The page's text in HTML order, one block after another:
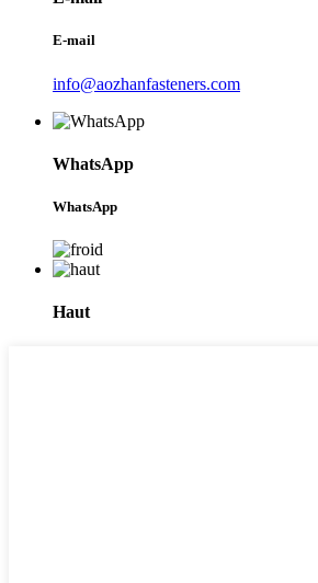
E-mail
info@aozhanfasteners.com
WhatsApp
WhatsApp
Haut